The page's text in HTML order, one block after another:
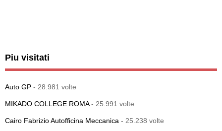
Piu visitati
Auto GP - 28.981 volte
MIKADO COLLEGE ROMA- 25.991 volte
Cairo Fabrizio Autofficina Meccanica - 25.238 volte